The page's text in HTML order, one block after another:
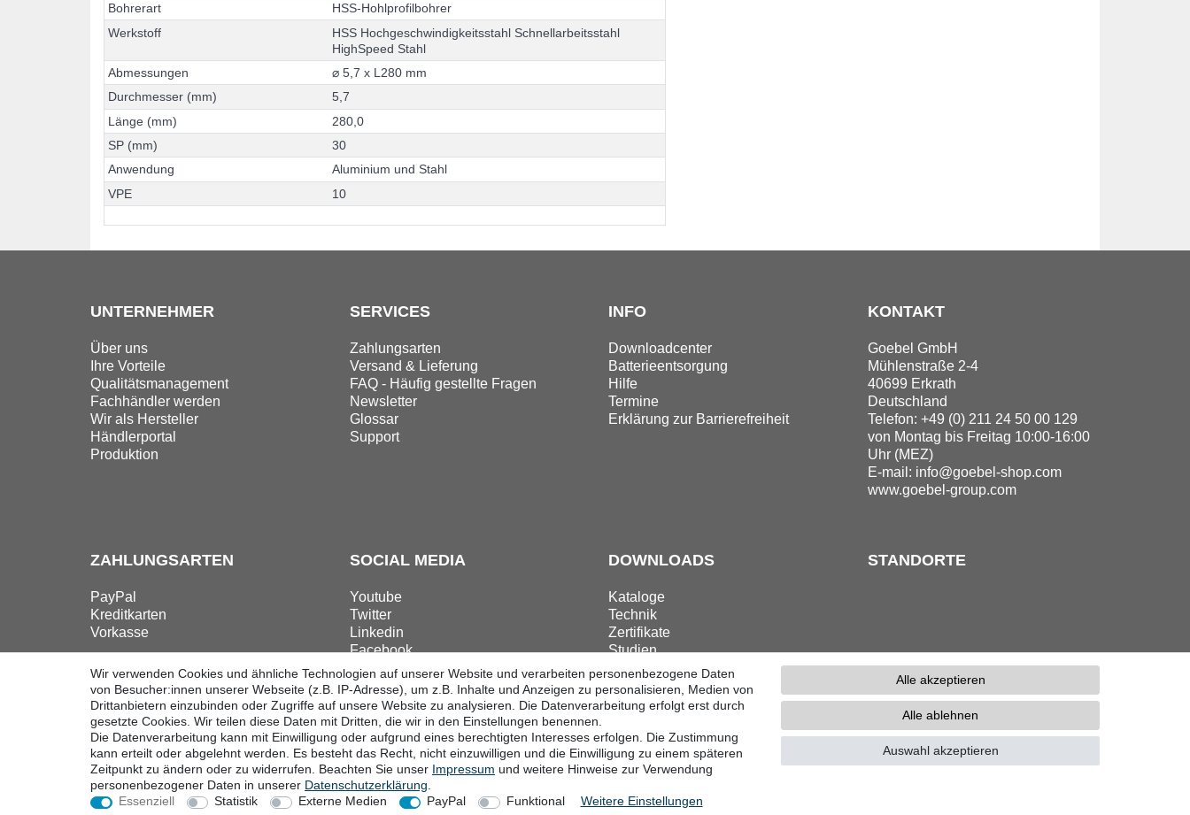
Bohrerart HSS-Hohlprofilbohrer
Werkstoff HSS Hochgeschwindigkeitsstahl Schnellarbeitsstahl
HighSpeed Stahl
Abmessungen ⌀ 5 ,7 x L 280 mm
Durchmesser (mm) 5,7
Länge (mm) 280 ,0
SP (mm) 30
Anwendung Aluminium und Stahl
VPE 10
UNTERNEHMER
Über uns
Ihre Vorteile
Qualitätsmanagement
Fachhändler werden
Wir als Hersteller
Händlerportal
Produktion
SERVICES
Zahlungsarten
Versand & Lieferung
FAQ - Häufig gestellte Fragen
Newsletter
Glossar
Support
INFO
Downloadcenter
Batterieentsorgung
Hilfe
Termine
Erklärung zur Barrierefreiheit
KONTAKT
Goebel GmbH
Mühlenstraße 2-4
40699 Erkrath
Deutschland
Telefon: +49 (0) 211 24 50 00 129
von Montag bis Freitag 10:00-16:00
Uhr (MEZ)
E-mail: info@goebel-shop.com
www.goebel-group.com
ZAHLUNGSARTEN
PayPal
Kreditkarten
Vorkasse
SOCIAL MEDIA
Youtube
Twitter
Linkedin
Facebook
Instagram
DOWNLOADS
Kataloge
Technik
Zertifikate
Studien
Promotion
STANDORTE
Widerrufsrecht Widerrufsformular Impressum Datenschutzerklärung AGB Barrierefreiheitserklärung Kontakt
Wir verwenden Cookies und ähnliche Technologien auf unserer Website und verarbeiten personenbezogene Daten
von Besucher:innen unserer Webseite (z.B. IP-Adresse), um z.B. Inhalte und Anzeigen zu personalisieren, Medien von
Drittanbietern einzubinden oder Zugriffe auf unsere Website zu analysieren. Die Datenverarbeitung erfolgt erst durch
gesetzte Cookies. Wir teilen diese Daten mit Dritten, die wir in den Einstellungen benennen.
Die Datenverarbeitung kann mit Einwilligung oder aufgrund eines berechtigten Interesses erfolgen. Die Zustimmung
kann erteilt oder abgelehnt werden. Es besteht das Recht, nicht einzuwilligen und die Einwilligung zu einem späteren
Zeitpunkt zu ändern oder zu widerrufen. Beachten Sie unser Impressum und weitere Hinweise zur Verwendung
personenbezogener Daten in unserer Daten­schutz­erklärung
Essenziell
Statistik Externe Medien PayPal Funktional Weitere Einstellungen
Alle akzeptieren
Alle ablehnen
Auswahl akzeptieren